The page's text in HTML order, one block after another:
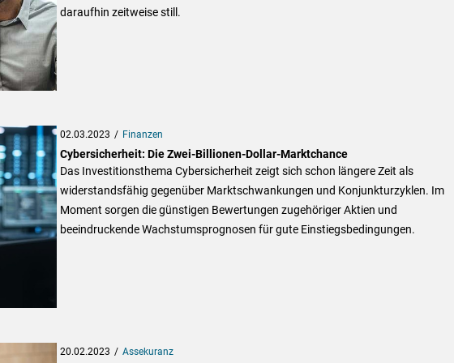
daraufhin zeitweise still.
02.03.2023 Finanzen
Cybersicherheit: Die Zwei-Billionen-Dollar-Marktchance
Das Investitionsthema Cybersicherheit zeigt sich schon längere Zeit als
widerstandsfähig gegenüber Marktschwankungen und Konjunkturzyklen. Im
Moment sorgen die günstigen Bewertungen zugehöriger Aktien und
beeindruckende Wachstumsprognosen für gute Einstiegsbedingungen.
20.02.2023 Assekuranz